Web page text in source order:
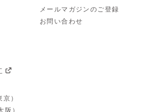
メールマガジンのご登録
お問い合わせ
）
）